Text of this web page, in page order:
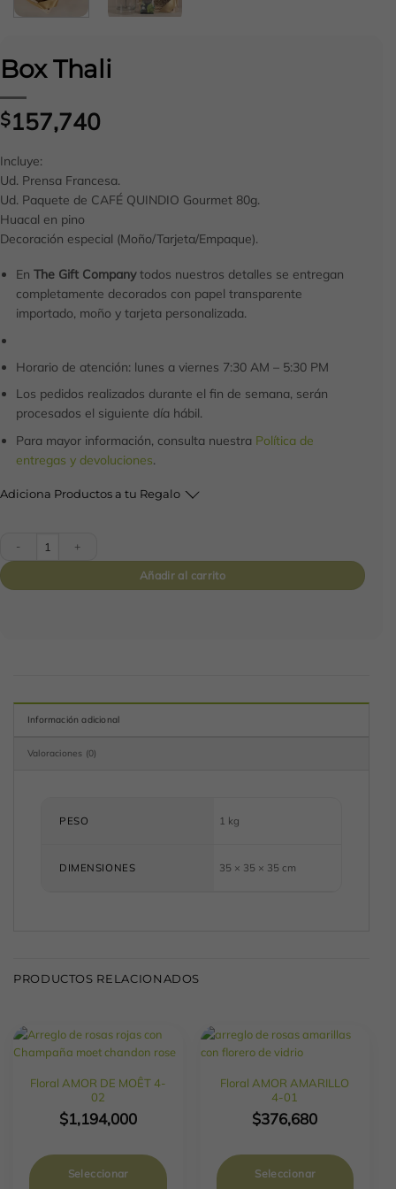
Box Thali
$157,740
Incluye:
Ud. Prensa Francesa.
Ud. Paquete de CAFÉ QUINDIO Gourmet 80g.
Huacal en pino
Decoración especial (Moño/Tarjeta/Empaque).
En The Gift Companytodos nuestros detalles se entregan
completamente decorados con papel transparente
importado, moño y tarjeta personalizada.
Horario de atención: lunes a viernes 7:30 AM – 5:30 PM
Los pedidos realizados durante el fin de semana, serán
procesados el siguiente día hábil.
Para mayor información, consulta nuestra Política de
entregas y devoluciones.
Adiciona Productos a tu Regalo
Añadir al carrito
Información adicional
Valoraciones (0)
PESO 1 kg
DIMENSIONES 35 × 35 × 35 cm
PRODUCTOS RELACIONADOS
Floral AMOR DE MOÊT 4-
02
$1,194,000
Seleccionar
Floral AMOR AMARILLO
4-01
$376,680
Seleccionar